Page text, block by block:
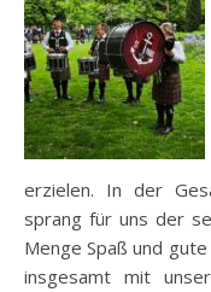
erzielen. In der
sprang für uns der
Menge Spaß und
insgesamt mit